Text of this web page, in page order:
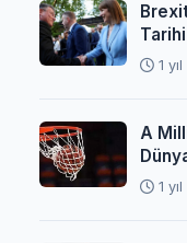
1
A
1